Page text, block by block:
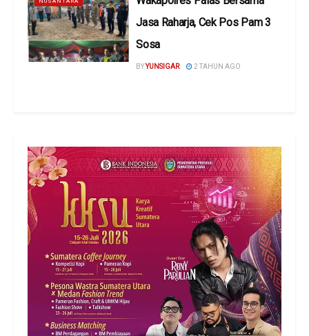
Jasa Raharja, Cek Pos Pam 3
Sosa
BYYUNSIGAR 2 TAHUN AGO